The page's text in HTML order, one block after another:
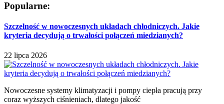
Popularne:
Szczelność w nowoczesnych układach chłodniczych. Jakie
kryteria decydują o trwałości połączeń miedzianych?
22 lipca 2026
Nowoczesne systemy klimatyzacji i pompy ciepła pracują przy
coraz wyższych ciśnieniach, dlatego jakość